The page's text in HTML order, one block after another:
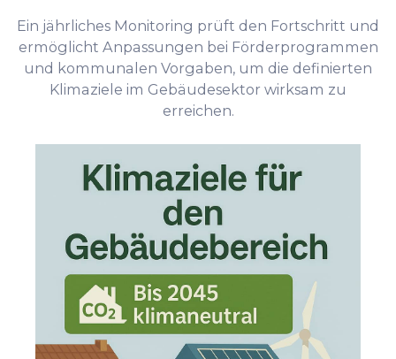
Ein jährliches Monitoring prüft den Fortschritt und
ermöglicht Anpassungen bei Förderprogrammen
und kommunalen Vorgaben, um die definierten
Klimaziele im Gebäudesektor wirksam zu
erreichen.